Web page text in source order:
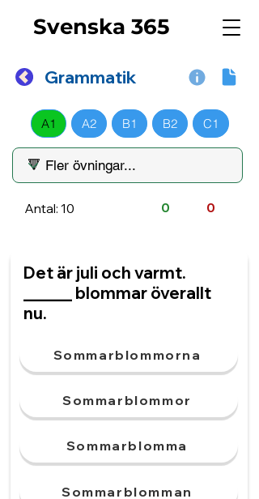
Svenska 365
Grammatik
A1 A2 B1 B2 C1
Antal: 10 0 0
Det är juli och varmt.
______ blommar överallt
nu.
Sommarblommorna
Sommarblommor
Sommarblomma
Sommarblomman